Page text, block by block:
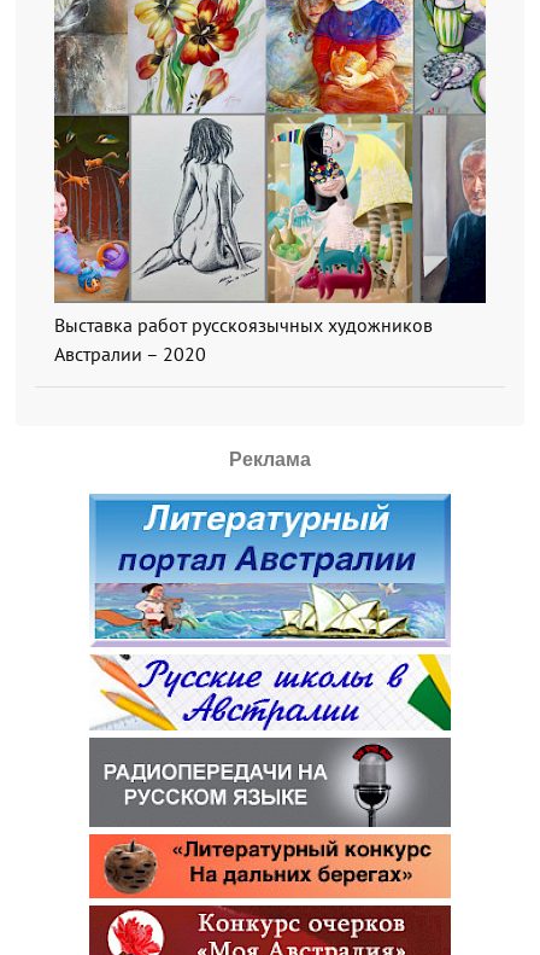
Выставка работ русскоязычных художников
Австралии – 2020
Реклама